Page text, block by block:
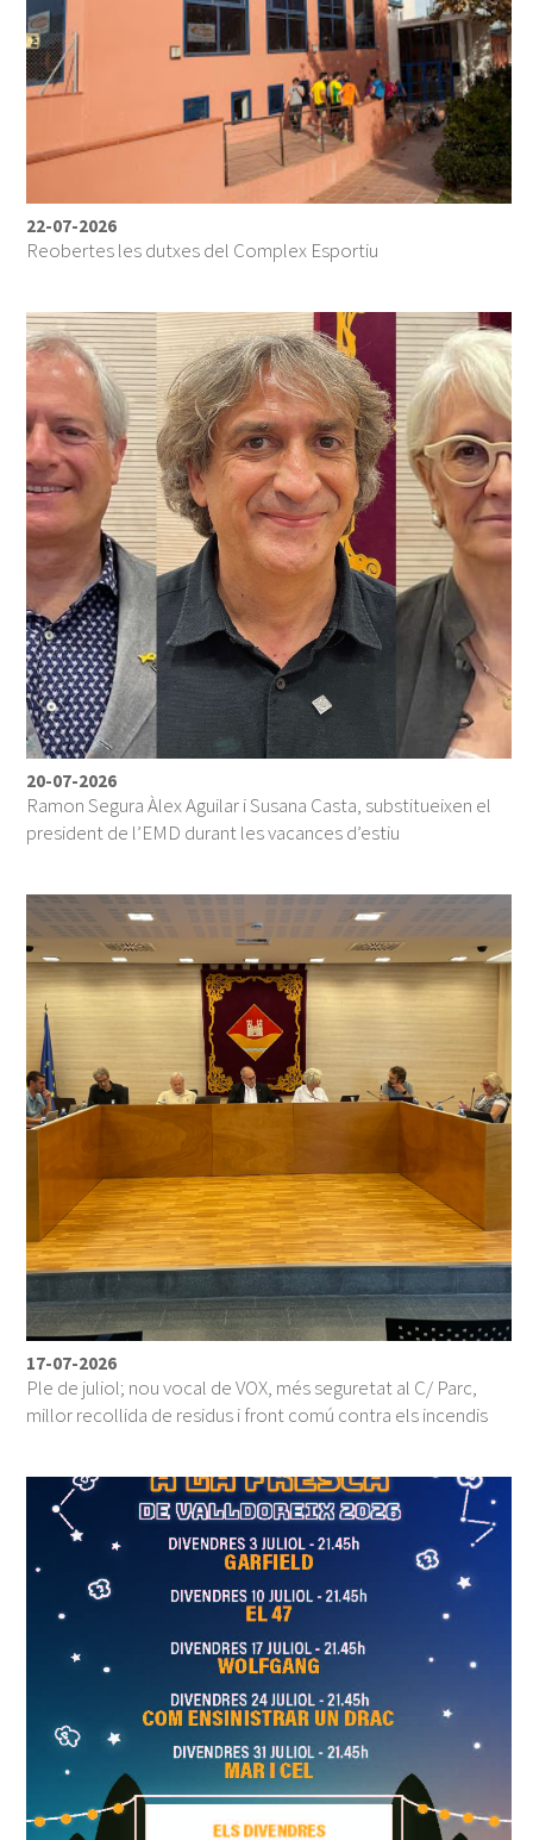
22-07-2026
Reobertes les dutxes del Complex Esportiu
20-07-2026
Ramon Segura Àlex Aguilar i Susana Casta, substitueixen el
president de l’EMD durant les vacances d’estiu
17-07-2026
Ple de juliol; nou vocal de VOX, més seguretat al C/ Parc,
millor recollida de residus i front comú contra els incendis